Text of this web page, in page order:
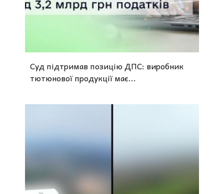
Суд підтримав позицію ДПС: виробник
тютюнової продукції має...